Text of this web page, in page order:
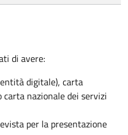
di avere:
digitale), carta
carta nazionale dei servizi
per la presentazione